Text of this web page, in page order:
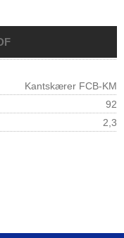
Kantskærer FCB-KM
92
2,3